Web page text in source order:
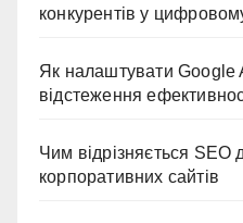
конкурентів у
Як налаштувати Google
відстеження
Чим відрізняється SEO
корпоративних сайтів